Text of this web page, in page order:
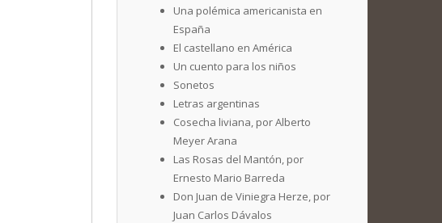
Una polémica americanista en
España
El castellano en América
Un cuento para los niños
Sonetos
Letras argentinas
Cosecha liviana, por Alberto
Meyer Arana
Las Rosas del Mantón, por
Ernesto Mario Barreda
Don Juan de Viniegra Herze, por
Juan Carlos Dávalos